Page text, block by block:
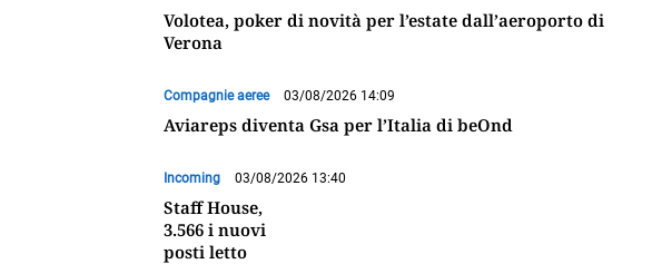
Volotea, poker di novità per l’estate dall’aeroporto di
Verona
Compagnie aeree 03/08/2026 14:09
Aviareps diventa Gsa per l’Italia di beOnd
Incoming 03/08/2026 13:40
Staff House,
3.566 i nuovi
posti letto